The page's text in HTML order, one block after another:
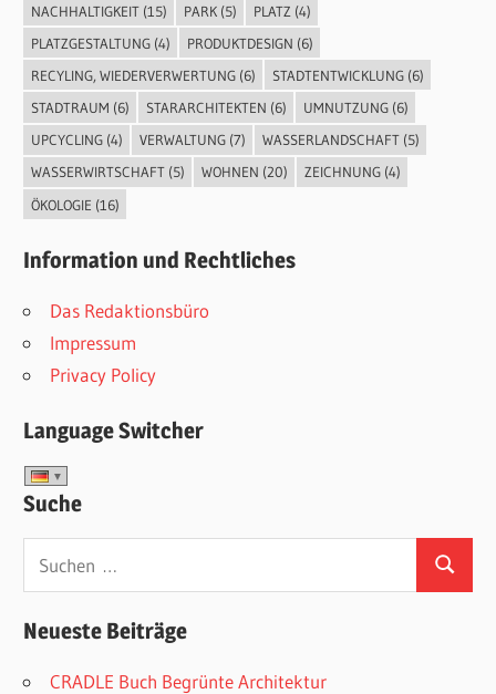
NACHHALTIGKEIT(15) PARK(5) PLATZ (4)
PLATZGESTALTUNG(4) PRODUKTDESIGN (6)
RECYLING, WIEDERVERWERTUNG(6) STADTENTWICKLUNG(6)
STADTRAUM (6) STARARCHITEKTEN (6) UMNUTZUNG(6)
UPCYCLING(4) VERWALTUNG(7) WASSERLANDSCHAFT(5)
WASSERWIRTSCHAFT(5) WOHNEN (20) ZEICHNUNG(4)
ÖKOLOGIE (16)
Information und Rechtliches
Das Redaktionsbüro
Impressum
Privacy Policy
Language Switcher
Suche
Suchen
Neueste Beiträge
CRADLE Buch Begrünte Architektur